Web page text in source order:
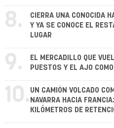
8.
CIERRA UNA CONOCIDA
Y YA SE CONOCE EL
LUGAR
9.
EL MERCADILLO QUE
PUESTOS Y EL AJO
10. UN CAMIÓN VOLCADO
NAVARRA HACIA
KILÓMETROS DE